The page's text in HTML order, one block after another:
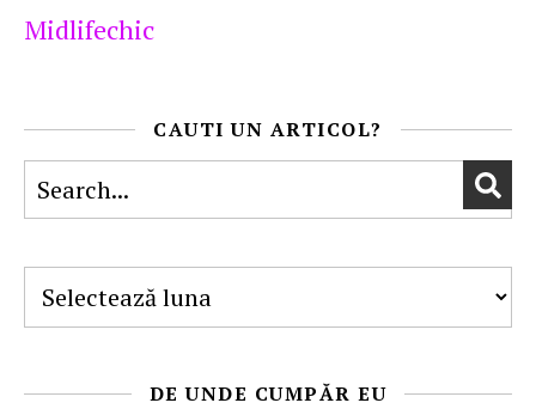
Midlifechic
CAUTI UN ARTICOL?
DE UNDE CUMPĂR EU